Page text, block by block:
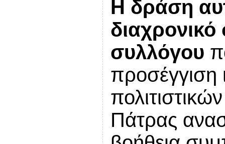
Η δράση
συλλόγου
προσέγγιση
Πάτρας